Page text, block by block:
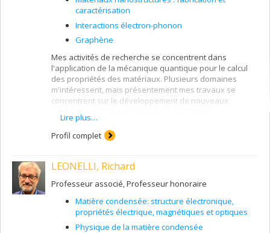
caractérisation
Interactions électron-phonon
Graphène
Mes activités de recherche se concentrent dans
l'application de la mécanique quantique pour le calcul
des propriétés des matériaux. Plusieurs domaines
m'intéressent, mais présentement mes travaux se
concentrent sur le développement de nouveaux
photovoltaïques, la compréhension des propriétés des
supraconducteurs de haute température par approche
ab initio, et l'étude des nanomatériaux comme les
J'utilise une approche théorique qui fait appel aux
capacités des supercalculateurs afin de simuler les
des développements récents comme la théorie de la
fonctionnelle de la densité ainsi que les méthodes
basées sur la fonction de Green.
Lire plus…
Profil complet
LEONELLI, Richard
Professeur associé, Professeur honoraire
Matière condensée: structure électronique,
propriétés électrique, magnétiques et optiques
Physique de la matière condensée